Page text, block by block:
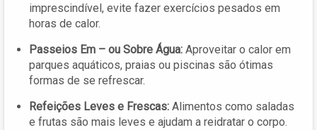
imprescindível, evite fazer exercícios pesados em
horas de calor.
Passeios Em – ou Sobre Água: Aproveitar o calor em
parques aquáticos, praias ou piscinas são ótimas
formas de se refrescar.
Refeições Leves e Frescas: Alimentos como saladas
e frutas são mais leves e ajudam a reidratar o corpo.